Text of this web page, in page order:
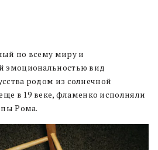
по всему миру и
эмоциональностью вид
родом из солнечной
в 19 веке, фламенко исполняли
Рома.